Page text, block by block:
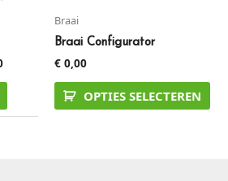
Braai
Braai Configurator
€ 0,00
OPTIES SELECTEREN